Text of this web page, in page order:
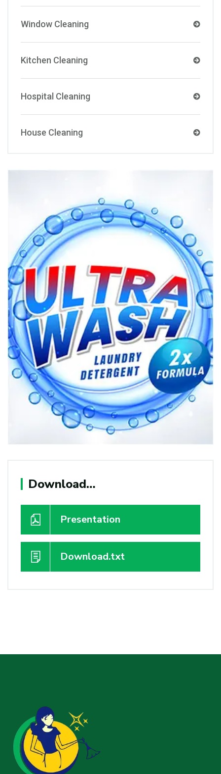
Window Cleaning
Kitchen Cleaning
Hospital Cleaning
House Cleaning
Download…
Presentation
Download.txt